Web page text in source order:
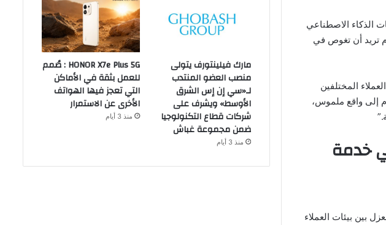
الذكاء الاصطناعي
تريد أن تغوص في
المختلفين
إلى واقع ملموس،
خدمة
بين بيئات العملاء
مارك فيلينتورف يتولى
منصب العضو المنتدب
لـ«سي إن إس الشرق
الأوسط» ويشرف على
شركات قطاع التكنولوجيا
ضمن مجموعة غباش
منذ 3 أيام
HONOR X7e Plus 5G : صُمم
للعمل بثقة في الأماكن
التي تعجز فيها الهواتف
الأخرى عن الاستمرار
منذ 3 أيام